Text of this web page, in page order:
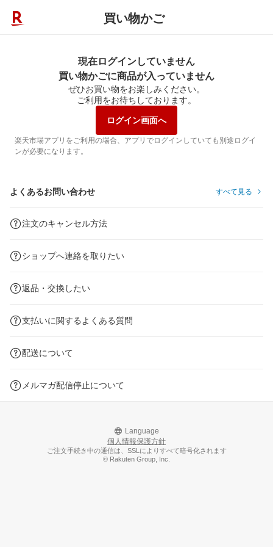
買い物かご
現在ログインしていません
買い物かごに商品が入っていません
ぜひお買い物をお楽しみください。
ご利用をお待ちしております。
ログイン画面へ
楽天市場アプリをご利用の場合、アプリでログインしていても別途ログイ
ンが必要になります。
よくあるお問い合わせ すべて見る
注文のキャンセル方法
ショップへ連絡を取りたい
返品・交換したい
支払いに関するよくある質問
配送について
メルマガ配信停止について
Language
個人情報保護方針
ご注文手続き中の通信は、SSLによりすべて暗号化されます
© Rakuten Group, Inc.